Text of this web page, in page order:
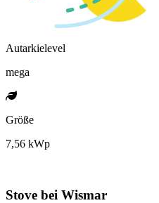
Autarkielevel
mega
Größe
7,56 kWp
Stove bei Wismar